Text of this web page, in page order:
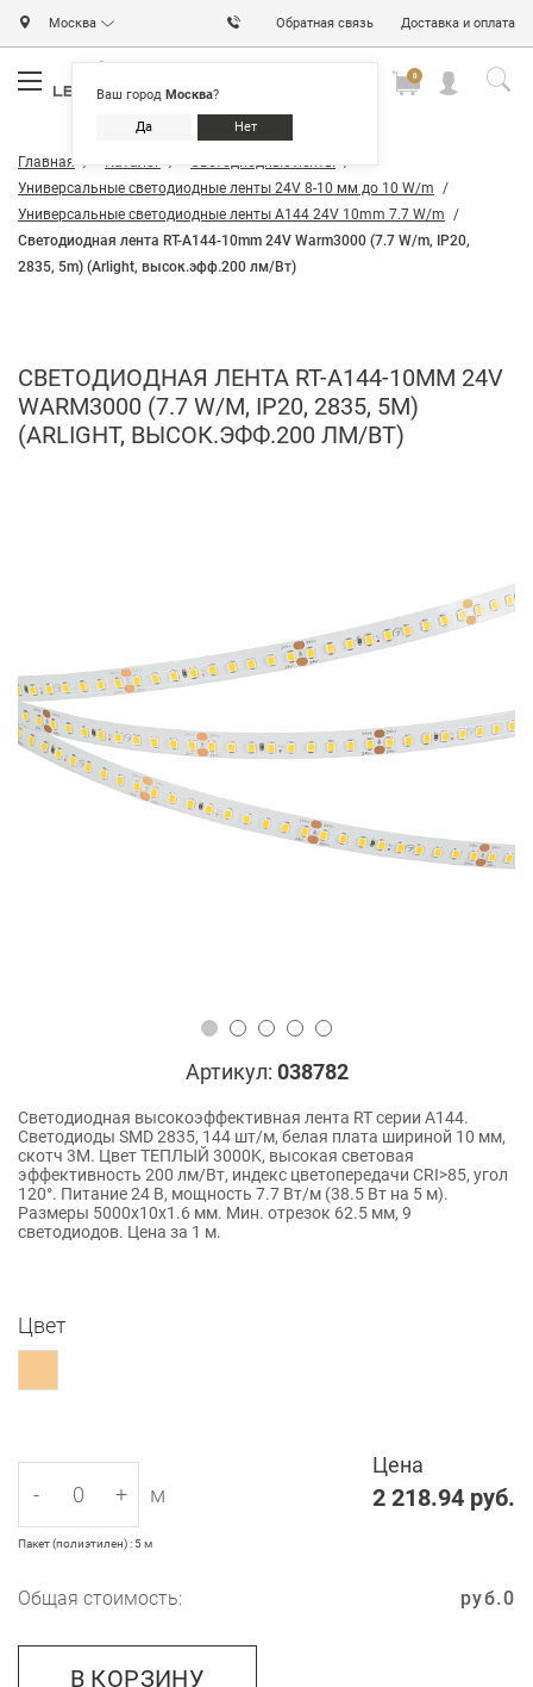
Москва
Ваш город Москва?
Да Нет
Обратная связь Доставка и оплата
0
Главная Каталог
Светодиодные ленты
Универсальные светодиодные ленты 24V 8-10 мм до 10 W/m
Универсальные светодиодные ленты A144 24V 10mm 7.7 W/m
Светодиодная лента RT-A144-10mm 24V Warm3000 (7.7 W/m, IP20,
2835, 5m) (Arlight, высок.эфф.200 лм/Вт)
СВЕТОДИОДНАЯ ЛЕНТА RT-A144-10MM 24V
WARM3000 (7.7 W/M, IP20, 2835, 5M)
(ARLIGHT, ВЫСОК.ЭФФ.200 ЛМ/ВТ)
Артикул: 038782
Светодиодная высокоэффективная лента RT серии A144.
Светодиоды SMD 2835, 144 шт/м, белая плата шириной 10 мм,
скотч 3M. Цвет ТЕПЛЫЙ 3000K, высокая световая
эффективность 200 лм/Вт, индекс цветопередачи CRI>85, угол
120°. Питание 24 В, мощность 7.7 Вт/м (38.5 Вт на 5 м).
Размеры 5000x10x1.6 мм. Мин. отрезок 62.5 мм, 9
светодиодов. Цена за 1 м.
Цвет
Цена
2 218.94 руб.
- + м
Пакет (полиэтилен) : 5 м
Общая стоимость: 0
руб.
В КОРЗИНУ